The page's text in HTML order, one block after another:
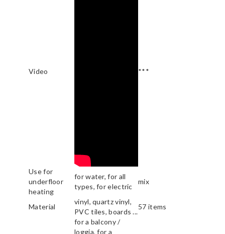
Video ***
Use for
underfloor
heating
for water, for all
types, for electric
mix
Material
vinyl, quartz vinyl,
PVC tiles, boards ...
57 items
for a balcony /
loggia, for a